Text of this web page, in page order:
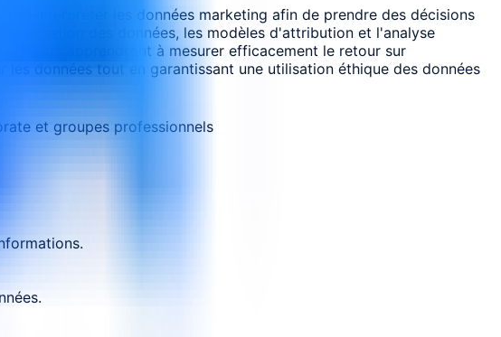
et interpréter les données marketing afin de prendre des décisions
des données, les modèles d'attribution et l'analyse
apprendront à mesurer efficacement le retour sur
données tout en garantissant une utilisation éthique des données
et groupes professionnels